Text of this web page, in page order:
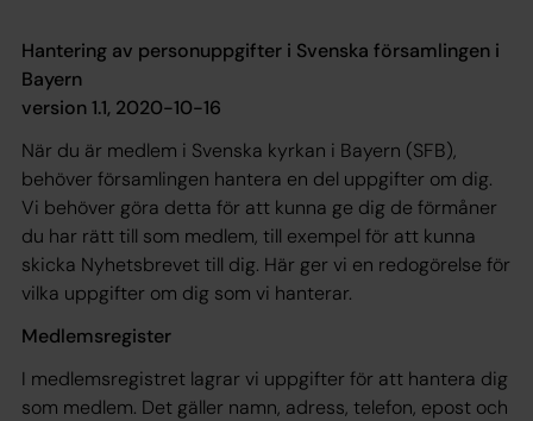
Hantering av personuppgifter i Svenska församlingen i
Bayern
version 1.1, 2020-10-16
När du är medlem i Svenska kyrkan i Bayern (SFB),
behöver församlingen hantera en del uppgifter om dig.
Vi behöver göra detta för att kunna ge dig de förmåner
du har rätt till som medlem, till exempel för att kunna
skicka Nyhetsbrevet till dig. Här ger vi en redogörelse för
vilka uppgifter om dig som vi hanterar.
Medlemsregister
I medlemsregistret lagrar vi uppgifter för att hantera dig
som medlem. Det gäller namn, adress, telefon, epost och